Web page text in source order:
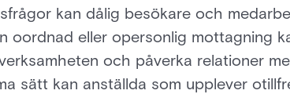
kan dålig besökare och
oordnad eller opersonlig mottagning
och påverka relationer
sätt kan anställda som upplever